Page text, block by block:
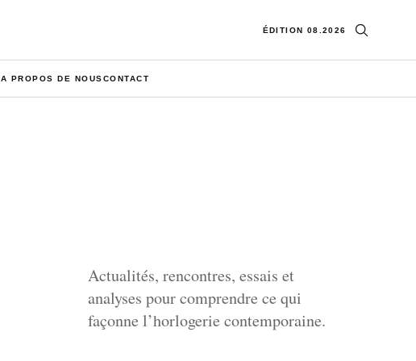
ÉDITION 08.2026 Ouvrir la
A PROPOS DE NOUSCONTACT
Actualités, rencontres, essais et
analyses pour comprendre ce qui
façonne l’horlogerie contemporaine.